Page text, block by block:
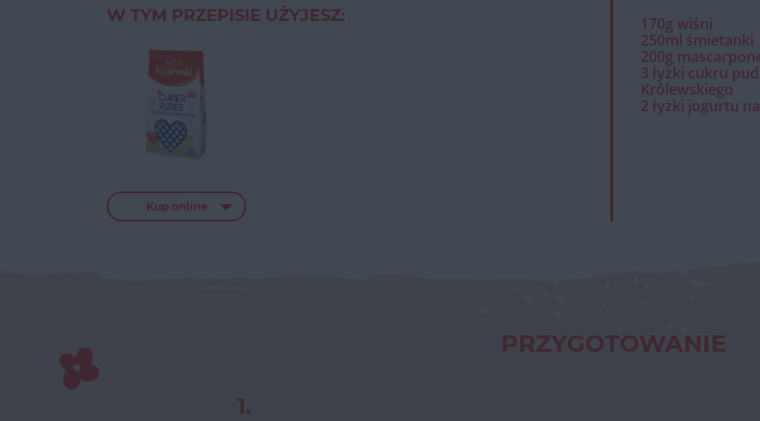
W TYM PRZEPISIE UŻYJESZ:
Kup online
170g wiśni
250ml śmietanki
200g
3 łyżki cukru
Królewskiego
2 łyżki jogurtu
PRZYGOTOWANIE
1.